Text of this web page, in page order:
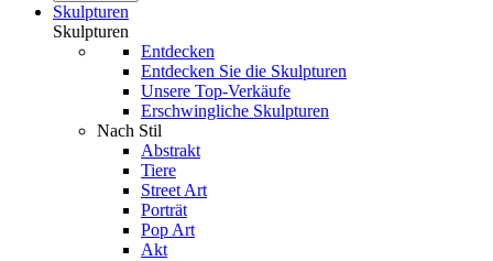
Skulpturen
Skulpturen
Entdecken
Entdecken Sie die Skulpturen
Unsere Top-Verkäufe
Erschwingliche Skulpturen
Nach Stil
Abstrakt
Tiere
Street Art
Porträt
Pop Art
Akt